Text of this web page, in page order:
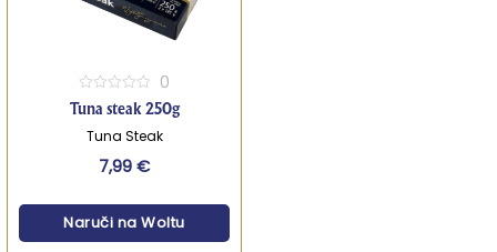
0
out
0
Tuna steak 250g
Tuna Steak
7,99€
Naruči na Woltu